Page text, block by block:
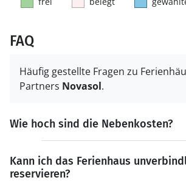
FAQ
Häufig gestellte Fragen zu
Partners Novasol.
Wie hoch sind die Nebenkosten?
Kann ich das Ferienhaus
reservieren?